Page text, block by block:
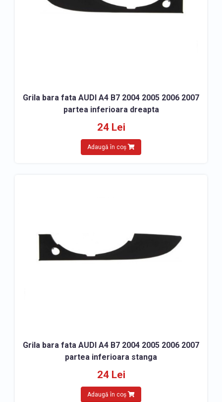
Grila bara fata AUDI A4 B7 2004 2005 2006 2007
partea inferioara dreapta
24 Lei
Adaugă în coș
Grila bara fata AUDI A4 B7 2004 2005 2006 2007
partea inferioara stanga
24 Lei
Adaugă în coș